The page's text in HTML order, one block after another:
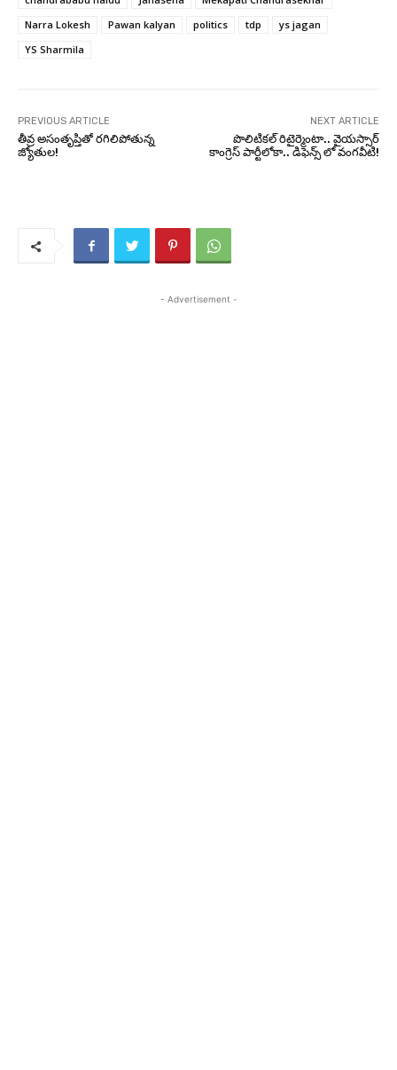
Narra Lokesh
Pawan kalyan politics tdp
ys jagan
YS Sharmila
PREVIOUS ARTICLE
తీవ్ర అసంతృప్తితో రగిలిపోతున్న
జ్యోతుల!
NEXT ARTICLE
పొలిటికల్ రిటైర్మెంటా.. వైయస్సార్
కాంగ్రెస్ పార్టీలోకా.. డిఫెన్స్ లో వంగవీటి!
- Advertisement -